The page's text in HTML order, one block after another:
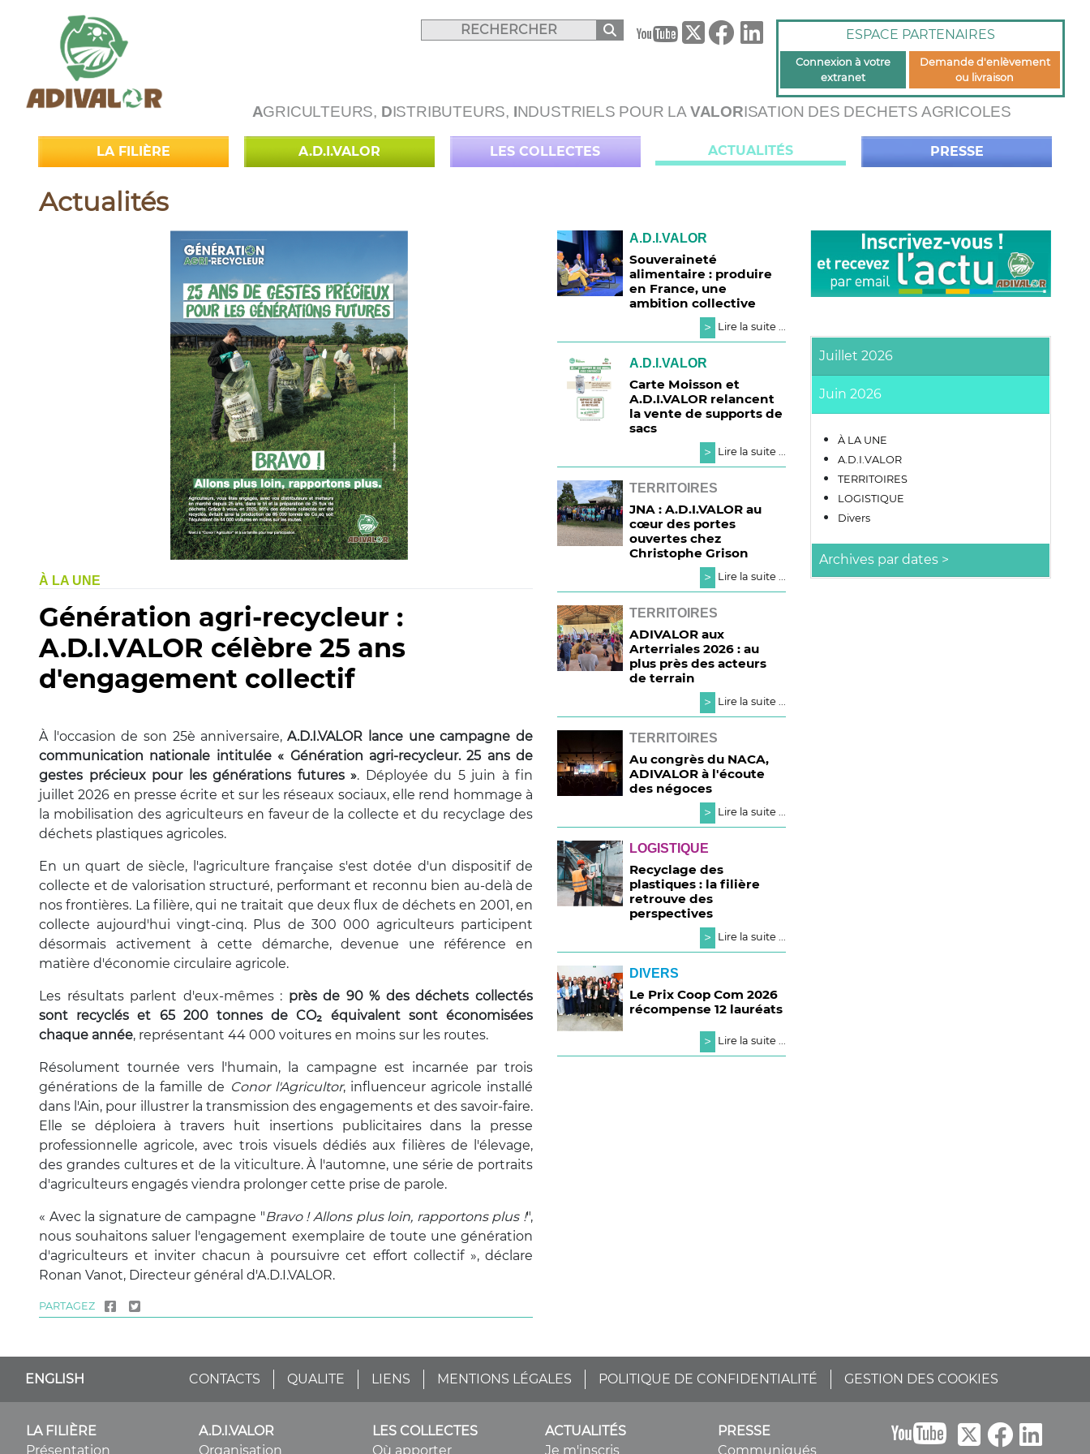
B ESPACE PARTENAIRES
Connexion à votre
extranet
Demande d'enlèvement
ou livraison
AGRICULTEURS, DISTRIBUTEURS, INDUSTRIELS POUR LA VALORISATION DES DECHETS AGRICOLES
LA FILIÈRE A.D.I.VALOR LES COLLECTES ACTUALITÉS PRESSE
Actualités
À LA UNE
Génération agri-recycleur :
A.D.I.VALOR célèbre 25 ans
d'engagement collectif
À l'occasion de son 25è anniversaire,A.D.I.VALOR lance une campagne de
communication nationale intitulée « Génération agri-recycleur. 25 ans de
gestes précieux pour les générations futures ». Déployée du 5 juin à fin
juillet 2026 en presse écrite et sur les réseaux sociaux, elle rend hommage à
la mobilisation des agriculteurs en faveur de la collecte et du recyclage des
déchets plastiques agricoles.
En un quart de siècle, l'agriculture française s'est dotée d'un dispositif de
collecte et de valorisation structuré, performant et reconnu bien au-delà de
nos frontières. La filière, qui ne traitait que deux flux de déchets en 2001, en
collecte aujourd'hui vingt-cinq. Plus de 300 000 agriculteurs participent
désormais activement à cette démarche, devenue une référence en
matière d'économie circulaire agricole.
Les résultats parlent d'eux-mêmes : près de 90 % des déchets collectés
sont recyclés et 65 200 tonnes de CO₂ équivalent sont économisées
chaque année, représentant 44 000 voitures en moins sur les routes.
Résolument tournée vers l'humain, la campagne est incarnée par trois
générations de la famille de Conor l'Agricultor, influenceur agricole installé
dans l'Ain, pour illustrer la transmission des engagements et des savoir-faire.
Elle se déploiera à travers huit insertions publicitaires dans la presse
professionnelle agricole, avec trois visuels dédiés aux filières de l'élevage,
des grandes cultures et de la viticulture. À l'automne, une série de portraits
d'agriculteurs engagés viendra prolonger cette prise de parole.
« Avec la signature de campagne "Bravo ! Allons plus loin, rapportons plus !",
nous souhaitons saluer l'engagement exemplaire de toute une génération
d'agriculteurs et inviter chacun à poursuivre cet effort collectif », déclare
Ronan Vanot, Directeur général d'A.D.I.VALOR.
PARTAGEZ
A.D.I.VALOR
Souveraineté
alimentaire : produire
en France, une
ambition collective
>
Lire la suite ...
A.D.I.VALOR
Carte Moisson et
A.D.I.VALOR relancent
la vente de supports de
sacs
>
Lire la suite ...
TERRITOIRES
JNA : A.D.I.VALOR au
cœur des portes
ouvertes chez
Christophe Grison
>
Lire la suite ...
TERRITOIRES
ADIVALOR aux
Arterriales 2026 : au
plus près des acteurs
de terrain
>
Lire la suite ...
TERRITOIRES
Au congrès du NACA,
ADIVALOR à l'écoute
des négoces
>
Lire la suite ...
LOGISTIQUE
Recyclage des
plastiques : la filière
retrouve des
perspectives
>
Lire la suite ...
DIVERS
Le Prix Coop Com 2026
récompense 12 lauréats
> Lire la suite ...
Juillet 2026
Juin 2026
À LA UNE
A.D.I.VALOR
TERRITOIRES
LOGISTIQUE
Divers
ENGLISH CONTACTS QUALITE LIENS MENTIONS LÉGALES POLITIQUE DE CONFIDENTIALITÉ GESTION DES COOKIES
LA FILIÈRE
Présentation
A.D.I.VALOR
Organisation
LES COLLECTES
Où apporter
ACTUALITÉS
Je m'inscris
PRESSE
Communiqués
B